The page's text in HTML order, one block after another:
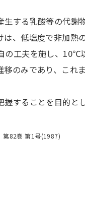
する乳酸等の代
は、低塩度で非加熱
工夫を施し、
のみであり、こ
することを目的
82巻 第1号(1987)